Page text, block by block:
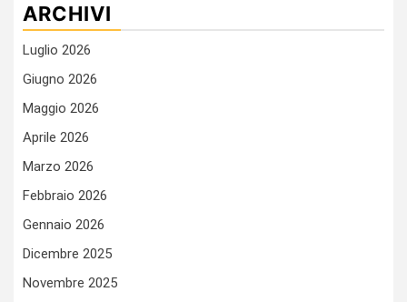
ARCHIVI
Luglio 2026
Giugno 2026
Maggio 2026
Aprile 2026
Marzo 2026
Febbraio 2026
Gennaio 2026
Dicembre 2025
Novembre 2025